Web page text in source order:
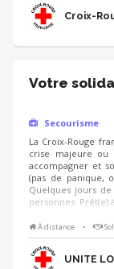
Croix-
Votre
Secourisme
La Croix-Rouge
crise majeure ou
accompagner et
(pas de panique,
Quelques jours
personnes. Prêt(e)
À distance •
UNITE